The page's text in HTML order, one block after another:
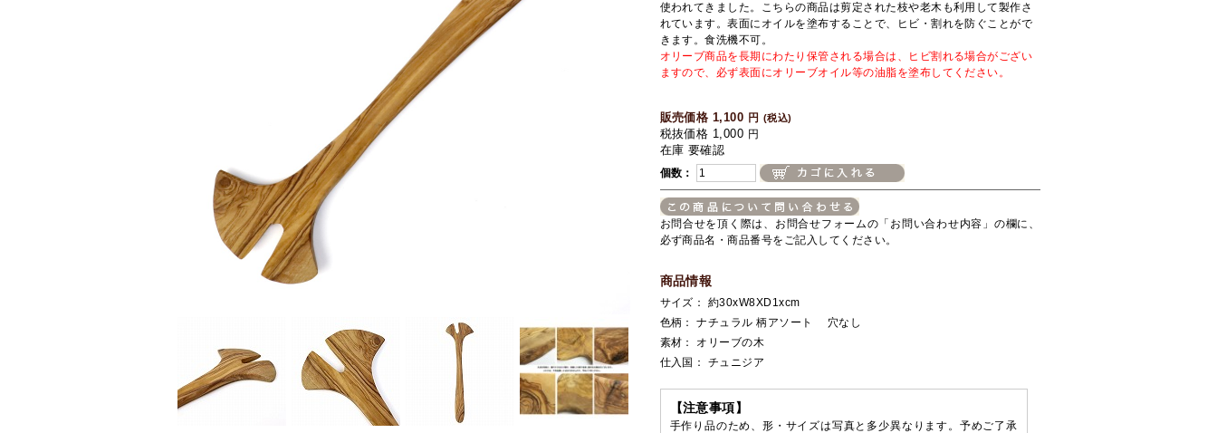
使われてきました。こちらの商品は剪定された枝や老木も利用して製作さ
れています。表面にオイルを塗布することで、ヒビ・割れを防ぐことがで
きます。食洗機不可。
オリーブ商品を長期にわたり保管される場合は、ヒビ割れる場合がござい
ますので、必ず表面にオリーブオイル等の油脂を塗布してください。
販売価格 1,100 円 (税込)
税抜価格 1,000 円
在庫 要確認
個数：
お問合せを頂く際は、お問合せフォームの「お問い合わせ内容」の欄に、
必ず商品名・商品番号をご記入してください。
商品情報
サイズ： 約30xW8XD1xcm
色柄： ナチュラル 柄アソート 穴なし
素材： オリーブの木
仕入国： チュニジア
【注意事項】
手作り品のため、形・サイズは写真と多少異なります。予めご了承